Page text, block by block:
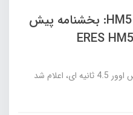
اولین شرایط فروش اِرِس HM5: بخشنامه پیش